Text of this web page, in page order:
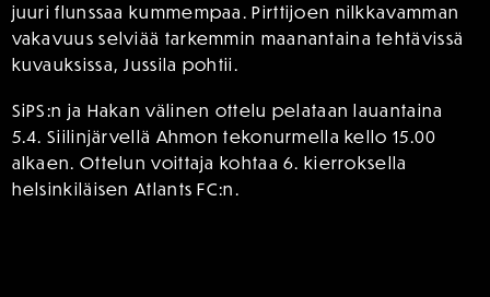
juuri flunssaa kummempaa. Pirttijoen nilkkavamman
vakavuus selviää tarkemmin maanantaina tehtävissä
kuvauksissa, Jussila pohtii.
SiPS:n ja Hakan välinen ottelu pelataan lauantaina
5.4. Siilinjärvellä Ahmon tekonurmella kello 15.00
alkaen. Ottelun voittaja kohtaa 6. kierroksella
helsinkiläisen Atlants FC:n.